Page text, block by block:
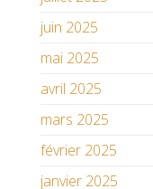
juin 2025
mai 2025
avril 2025
mars 2025
février 2025
janvier 2025